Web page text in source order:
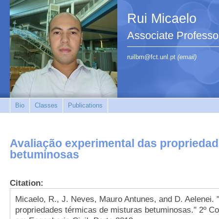
Rui Micaelo
Associate
ruilbm@fct.unl.pt (email)
Bio Classes Publications
Avaliação experimental das
betuminosas
Citation:
Micaelo, R., J. Neves, Mauro Antunes, and D. Aelenei.
propriedades térmicas de misturas betuminosas." 2º